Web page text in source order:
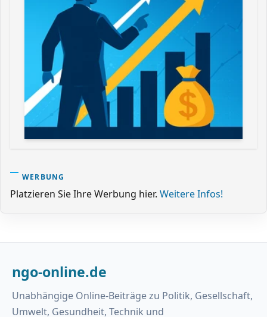
WERBUNG
Platzieren Sie Ihre Werbung hier. Weitere Infos!
ngo-online.de
Unabhängige Online-Beiträge zu Politik, Gesellschaft,
Umwelt, Gesundheit, Technik und